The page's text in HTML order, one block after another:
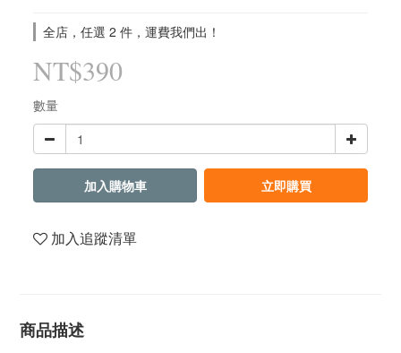
全店，任選 2 件，運費我們出！
NT$390
數量
加入購物車 立即購買
加入追蹤清單
商品描述